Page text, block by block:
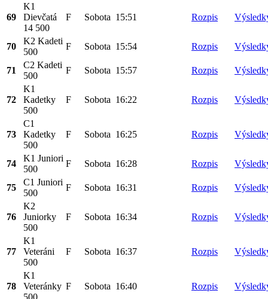
69
K1
Dievčatá
14 500
F Sobota 15:51 Rozpis
70
K2 Kadeti
500
F Sobota 15:54 Rozpis
71
C2 Kadeti
500
F Sobota 15:57 Rozpis
72
K1
Kadetky
500
F Sobota 16:22 Rozpis
73
C1
Kadetky
500
F Sobota 16:25 Rozpis
74
K1 Juniori
500
F Sobota 16:28 Rozpis
75
C1 Juniori
500
F Sobota 16:31 Rozpis
76
K2
Juniorky
500
F Sobota 16:34 Rozpis
77
K1
Veteráni
500
F Sobota 16:37 Rozpis
78
K1
Veteránky
500
F Sobota 16:40 Rozpis